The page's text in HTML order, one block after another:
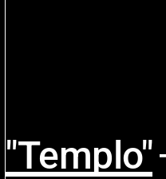
"Templo"